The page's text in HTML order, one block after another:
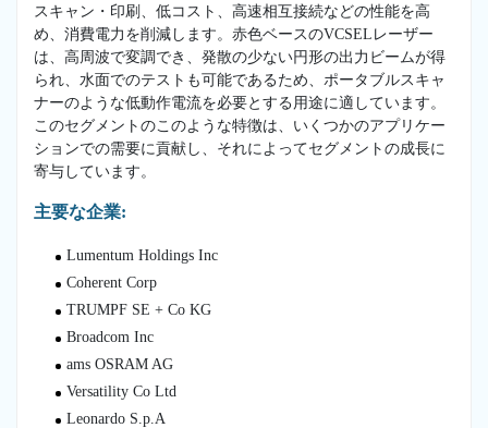
スキャン・印刷、低コスト、高速相互接続などの性能を高
め、消費電力を削減します。赤色ベースのVCSELレーザー
は、高周波で変調でき、発散の少ない円形の出力ビームが得
られ、水面でのテストも可能であるため、ポータブルスキャ
ナーのような低動作電流を必要とする用途に適しています。
このセグメントのこのような特徴は、いくつかのアプリケー
ションでの需要に貢献し、それによってセグメントの成長に
寄与しています。
主要な企業:
Lumentum Holdings Inc
Coherent Corp
TRUMPF SE + Co KG
Broadcom Inc
ams OSRAM AG
Versatility Co Ltd
Leonardo S.p.A